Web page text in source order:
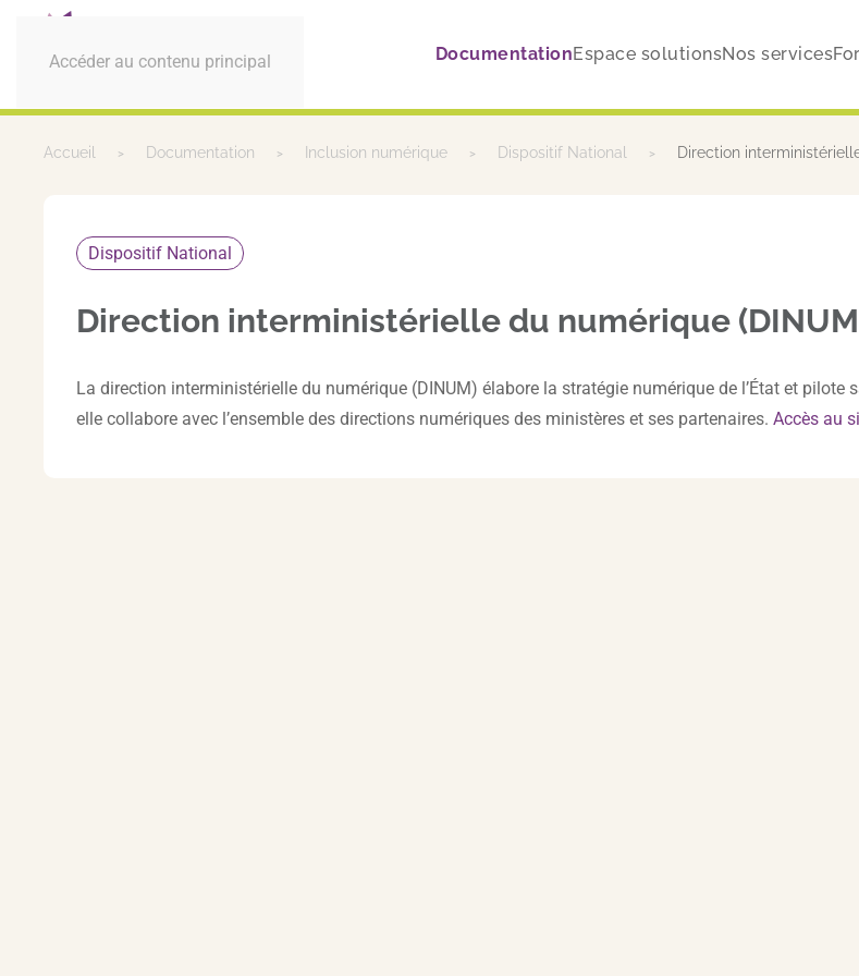
Accéder au contenu principal DocumentationEspace solutionsNos services
Accueil Documentation Inclusion numérique Dispositif National Direction
Dispositif National
Direction interministérielle du numérique
La direction interministérielle du numérique (DINUM) élabore la stratégie numérique de l’État et
elle collabore avec l’ensemble des directions numériques des ministères et ses partenaires. Accès au